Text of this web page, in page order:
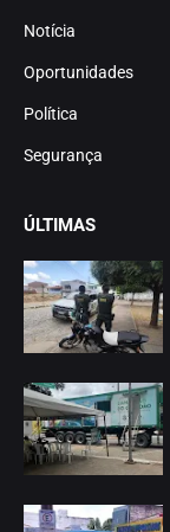
Notícia
Oportunidades
Política
Segurança
ÚLTIMAS